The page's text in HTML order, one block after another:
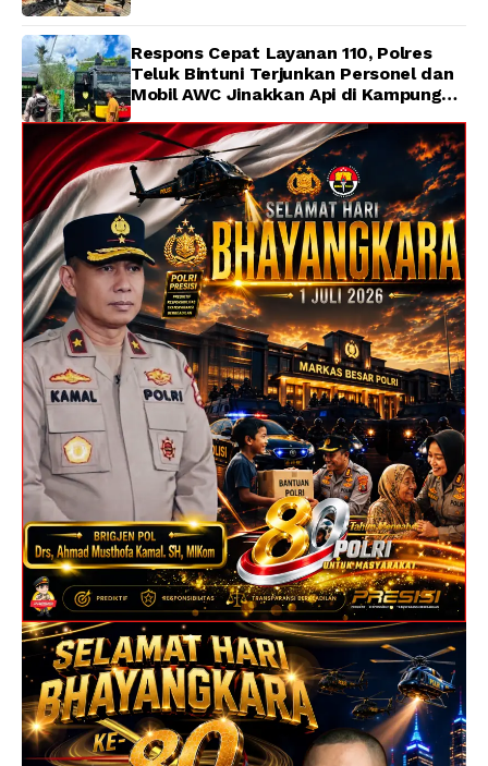
Respons Cepat Layanan 110, Polres
Teluk Bintuni Terjunkan Personel dan
Mobil AWC Jinakkan Api di Kampung